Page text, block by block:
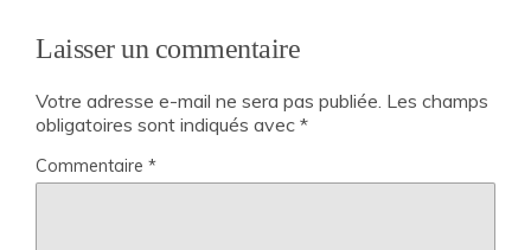
Laisser un commentaire
Votre adresse e-mail ne sera pas publiée. Les champs
obligatoires sont indiqués avec *
Commentaire *